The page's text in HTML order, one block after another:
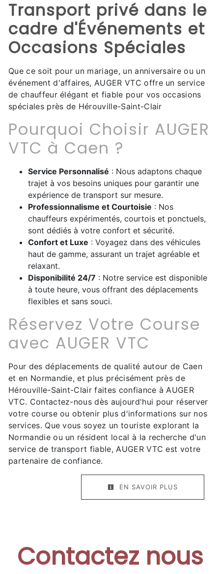
Transport privé dans le
cadre d'Événements et
Occasions Spéciales
Que ce soit pour un mariage, un anniversaire ou un
événement d'affaires, AUGER VTC offre un service
de chauffeur élégant et fiable pour vos occasions
spéciales près de Hérouville-Saint-Clair
Pourquoi Choisir AUGER
VTC à Caen ?
Service Personnalisé : Nous adaptons chaque
trajet à vos besoins uniques pour garantir une
expérience de transport sur mesure.
Professionnalisme et Courtoisie : Nos
chauffeurs expérimentés, courtois et ponctuels,
sont dédiés à votre confort et sécurité.
Confort et Luxe : Voyagez dans des véhicules
haut de gamme, assurant un trajet agréable et
relaxant.
Disponibilité 24/7 : Notre service est disponible
à toute heure, vous offrant des déplacements
flexibles et sans souci.
Réservez Votre Course
avec AUGER VTC
Pour des déplacements de qualité autour de Caen
et en Normandie, et plus précisément près de
Hérouville-Saint-Clair faites confiance à AUGER
VTC. Contactez-nous dès aujourd'hui pour réserver
votre course ou obtenir plus d'informations sur nos
services. Que vous soyez un touriste explorant la
Normandie ou un résident local à la recherche d'un
service de transport fiable, AUGER VTC est votre
partenaire de confiance.
EN SAVOIR PLUS
Contactez nous